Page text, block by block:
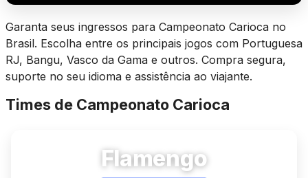
Garanta seus ingressos para Campeonato Carioca no
Brasil. Escolha entre os principais jogos com Portuguesa
RJ, Bangu, Vasco da Gama e outros. Compra segura,
suporte no seu idioma e assistência ao viajante.
Times de Campeonato Carioca
Flamengo